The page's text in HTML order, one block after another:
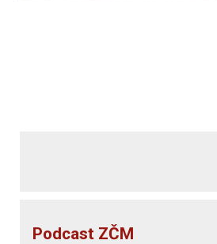
Podcast ZČM